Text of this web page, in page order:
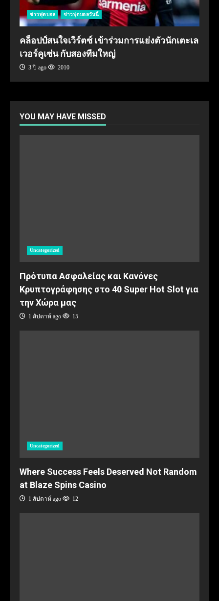
ข่าวฟุตบอล ข่าวฟุตบอลวันนี้
คล็อปป์สนใจเวิร์ตซ์ เข้าร่วมการแย่งตัวนักเตะเล
เวอร์คูเซ่น กับสองทีมใหญ่
3 ปี ago 2010
YOU MAY HAVE MISSED
Uncategorized
Πρότυπα Ασφαλείας και Κανόνες
Κρυπτογράφησης στο 40 Super Hot Slot για
την Χώρα μας
1 สัปดาห์ ago 15
Uncategorized
Where Success Feels Deserved Not Random
at Blaze Spins Casino
1 สัปดาห์ ago 12